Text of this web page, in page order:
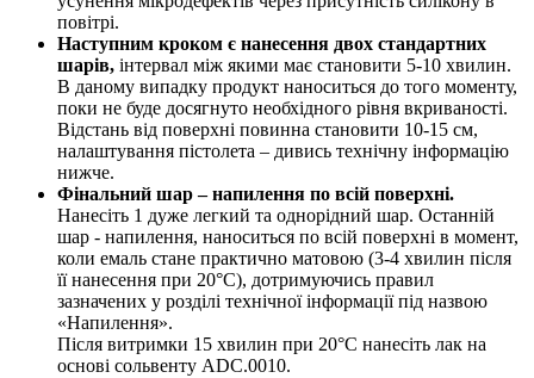
повітрі.
Наступним кроком є нанесення двох стандартних
шарів, інтервал між якими має становити 5-10 хвилин.
В даному випадку продукт наноситься до того моменту,
поки не буде досягнуто необхідного рівня вкриваності.
Відстань від поверхні повинна становити 10-15 см,
налаштування пістолета – дивись технічну інформацію
нижче.
Фінальний шар – напилення по всій поверхні.
Нанесіть 1 дуже легкий та однорідний шар. Останній
шар - напилення, наноситься по всій поверхні в момент,
коли емаль стане практично матовою (3-4 хвилин після
її нанесення при 20°C), дотримуючись правил
зазначених у розділі технічної інформації під назвою
«Напилення».
Після витримки 15 хвилин при 20°C нанесіть лак на
основі сольвенту ADC.0010.